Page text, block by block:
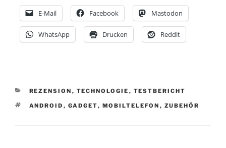
E-Mail Facebook Mastodon
WhatsApp Drucken Reddit
KATEGORIEN
REZENSION , TECHNOLOGIE , TESTBERICHT
SCHLAGWÖRTER
ANDROID , GADGET, MOBILTELEFON , ZUBEHÖR